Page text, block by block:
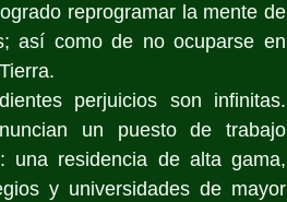
reprogramar la mente de
así como de no ocuparse en
perjuicios son infinitas.
un puesto de trabajo
una residencia de alta gama,
y universidades de mayor